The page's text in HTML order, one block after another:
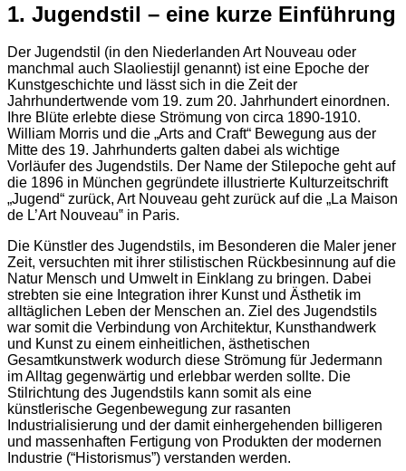
1. Jugendstil – eine kurze Einführung
Der Jugendstil (in den Niederlanden Art Nouveau oder
manchmal auch Slaoliestijl genannt) ist eine Epoche der
Kunstgeschichte und lässt sich in die Zeit der
Jahrhundertwende vom 19. zum 20. Jahrhundert einordnen.
Ihre Blüte erlebte diese Strömung von circa 1890-1910.
William Morris und die „Arts and Craft“ Bewegung aus der
Mitte des 19. Jahrhunderts galten dabei als wichtige
Vorläufer des Jugendstils. Der Name der Stilepoche geht auf
die 1896 in München gegründete illustrierte Kulturzeitschrift
„Jugend“ zurück, Art Nouveau geht zurück auf die „La Maison
de L’Art Nouveau‟ in Paris.
Die Künstler des Jugendstils, im Besonderen die Maler jener
Zeit, versuchten mit ihrer stilistischen Rückbesinnung auf die
Natur Mensch und Umwelt in Einklang zu bringen. Dabei
strebten sie eine Integration ihrer Kunst und Ästhetik im
alltäglichen Leben der Menschen an. Ziel des Jugendstils
war somit die Verbindung von Architektur, Kunsthandwerk
und Kunst zu einem einheitlichen, ästhetischen
Gesamtkunstwerk wodurch diese Strömung für Jedermann
im Alltag gegenwärtig und erlebbar werden sollte. Die
Stilrichtung des Jugendstils kann somit als eine
künstlerische Gegenbewegung zur rasanten
Industrialisierung und der damit einhergehenden billigeren
und massenhaften Fertigung von Produkten der modernen
Industrie (“Historismus”) verstanden werden.